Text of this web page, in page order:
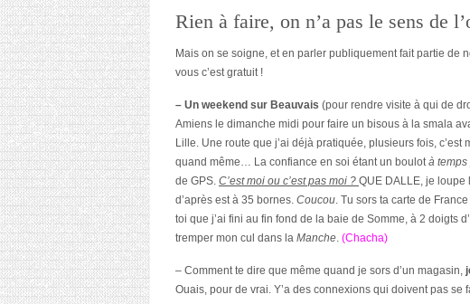
Rien à faire, on n’a pas le sens de
Mais on se soigne, et en parler publiquement fait partie de
vous c’est gratuit !
– Un weekend sur Beauvais (pour rendre visite à qui de
Amiens le dimanche midi pour faire un bisous à la smala
Lille. Une route que j’ai déjà pratiquée, plusieurs fois, c’est
quand même… La confiance en soi étant un boulotà temps
de GPS. C’est moi ou c’est pas moi ? QUE DALLE, je loupe
d’après est à 35 bornes. Coucou. Tu sors ta carte de
toi que j’ai fini au fin fond de la baie de Somme, à 2 doigts
tremper mon cul dans la Manche. (Chacha)
– Comment te dire que même quand je sors d’un magasin,
Ouais, pour de vrai. Y’a des connexions qui doivent pas se